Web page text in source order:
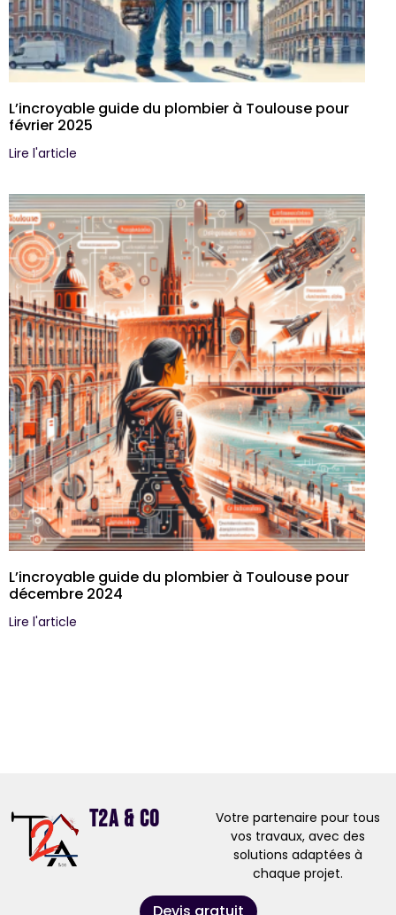
L’incroyable guide du plombier à Toulouse pour
février 2025
Lire l'article
L’incroyable guide du plombier à Toulouse pour
décembre 2024
Lire l'article
T2A & Co
Votre partenaire pour tous
vos travaux, avec des
solutions adaptées à
chaque projet.